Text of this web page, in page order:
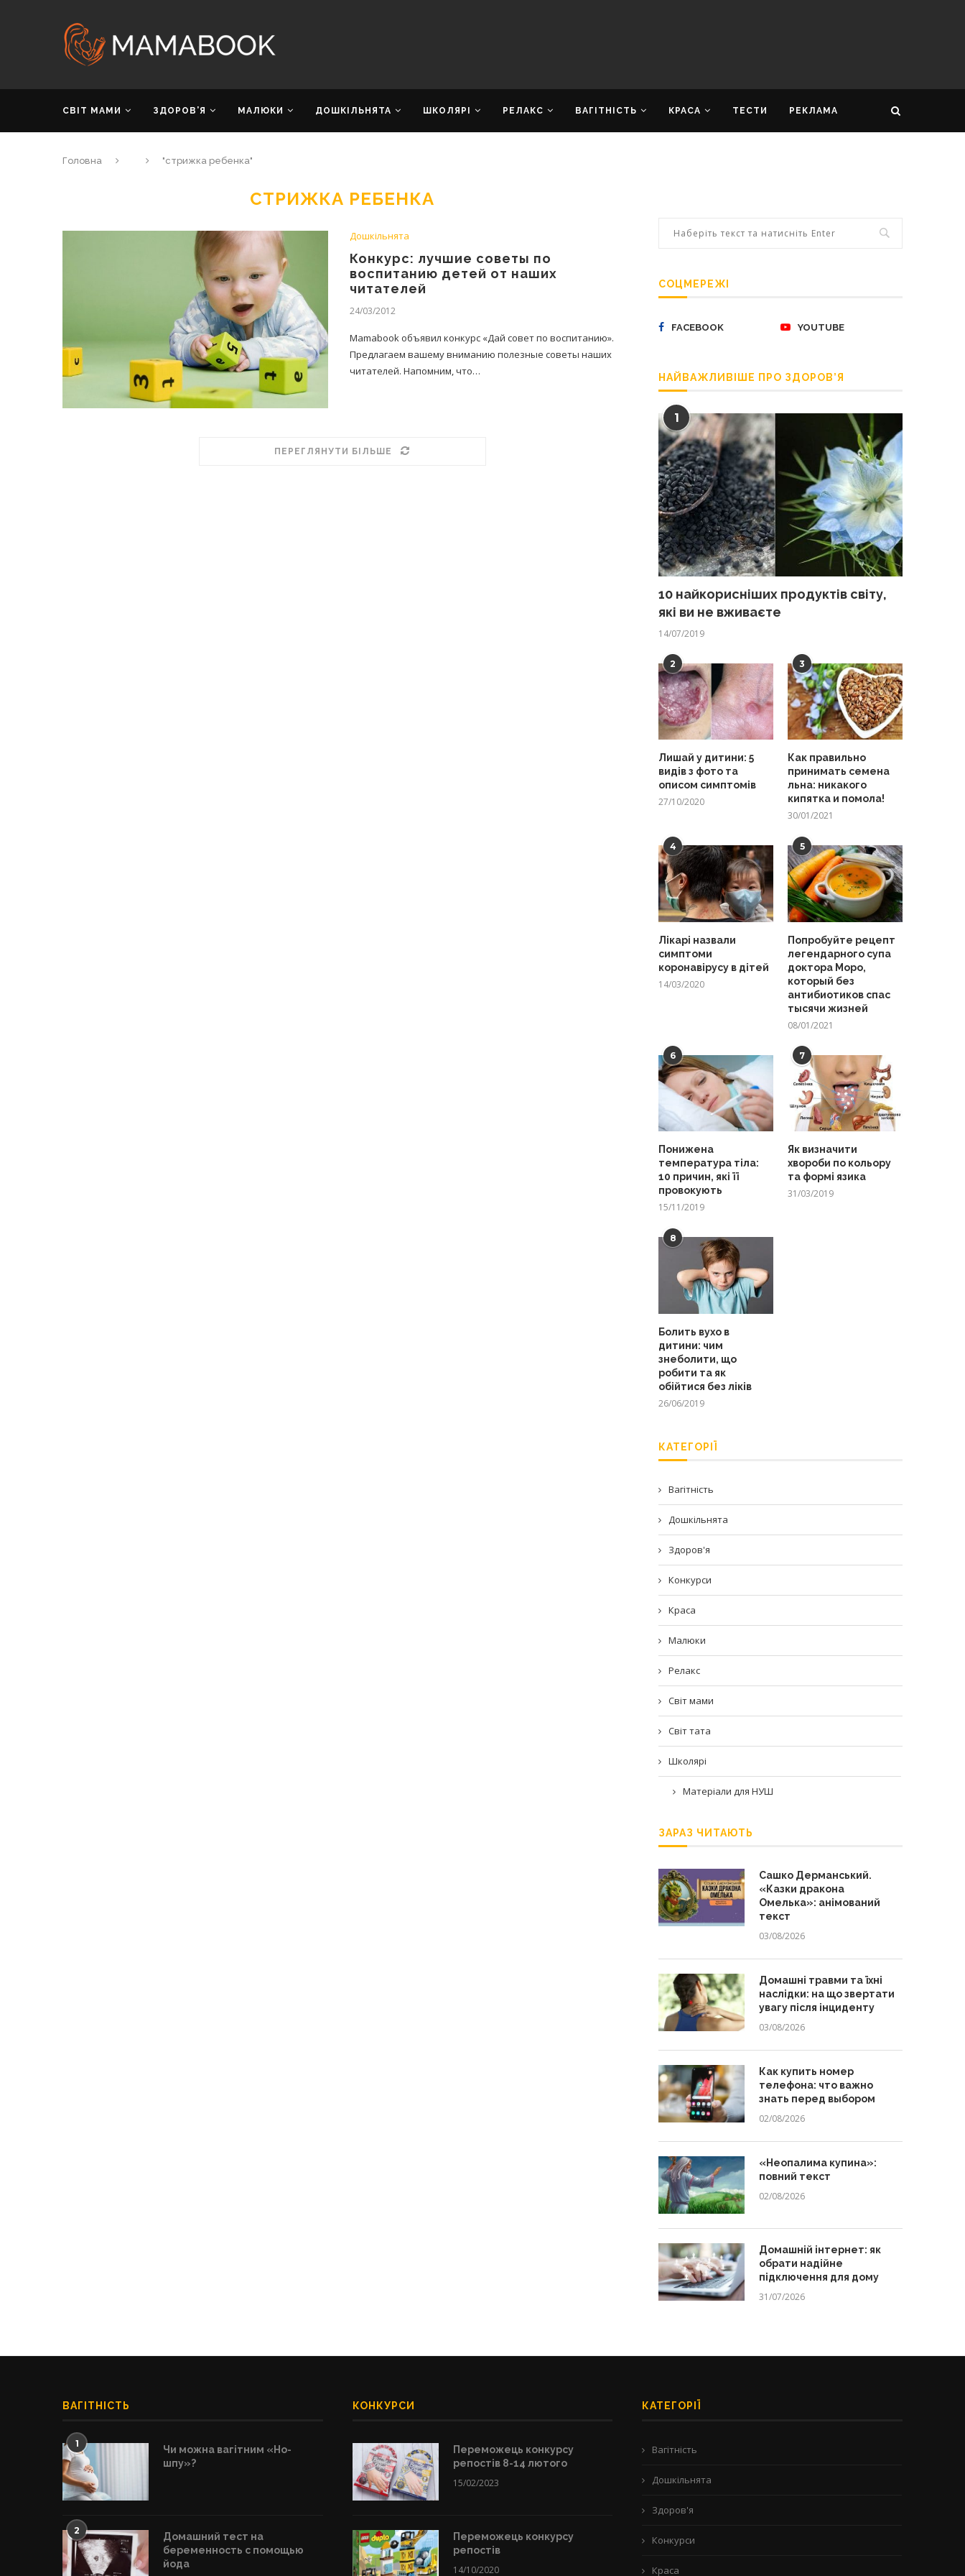
СВІТ МАМИ ЗДОРОВ’Я МАЛЮКИ ДОШКІЛЬНЯТА ШКОЛЯРІ РЕЛАКС ВАГІТНІСТЬ КРАСА ТЕСТИ РЕКЛАМА
Головна "стрижка ребенка"
СТРИЖКА РЕБЕНКА
Дошкільнята
Конкурс: лучшие советы по
воспитанию детей от наших
читателей
24/03/2012
Mamabook объявил конкурс «Дай совет по воспитанию».
Предлагаем вашему вниманию полезные советы наших
читателей. Напомним, что…
ПЕРЕГЛЯНУТИ БІЛЬШЕ
СОЦМЕРЕЖІ
FACEBOOK YOUTUBE
НАЙВАЖЛИВІШЕ ПРО ЗДОРОВ’Я
1
10 найкорисніших продуктів світу,
які ви не вживаєте
14/07/2019
2
Лишай у дитини: 5
видів з фото та
описом симптомів
27/10/2020
3
Как правильно
принимать семена
льна: никакого
кипятка и помола!
30/01/2021
4
Лікарі назвали
симптоми
коронавірусу в дітей
14/03/2020
5
Попробуйте рецепт
легендарного супа
доктора Моро,
который без
антибиотиков спас
тысячи жизней
08/01/2021
6
Понижена
температура тіла:
10 причин, які її
провокують
15/11/2019
7
Як визначити
хвороби по кольору
та формі язика
31/03/2019
8
Болить вухо в
дитини: чим
знеболити, що
робити та як
обійтися без ліків
26/06/2019
КАТЕГОРІЇ
Вагітність
Дошкільнята
Здоров'я
Конкурси
Краса
Малюки
Релакс
Світ мами
Світ тата
Школярі
Матеріали для НУШ
ЗАРАЗ ЧИТАЮТЬ
Сашко Дерманський.
«Казки дракона
Омелька»: анімований
текст
03/08/2026
Домашні травми та їхні
наслідки: на що звертати
увагу після інциденту
03/08/2026
Как купить номер
телефона: что важно
знать перед выбором
02/08/2026
«Неопалима купина»:
повний текст
02/08/2026
Домашній інтернет: як
обрати надійне
підключення для дому
31/07/2026
ВАГІТНІСТЬ
1
Чи можна вагітним «Но-
шпу»?
2
Домашний тест на
беременность с помощью
йода
КОНКУРСИ
Переможець конкурсу
репостів 8-14 лютого
15/02/2023
Переможець конкурсу
репостів
14/10/2020
КАТЕГОРІЇ
Вагітність
Дошкільнята
Здоров'я
Конкурси
Краса